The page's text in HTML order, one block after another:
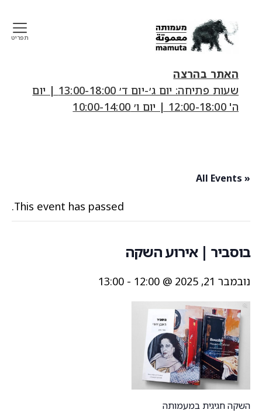
art
&
research
center
תפריט
האתר בהרצה
שעות פתיחה: יום ג׳-יום ד׳ 13:00-18:00 | יום
ה' 12:00-18:00 | יום ו׳ 10:00-14:00
« All Events
This event has passed.
בוסביר | אירוע השקה
נובמבר 21, 2025 @ 12:00 -
13:00
השקה חגיגית במעמותה